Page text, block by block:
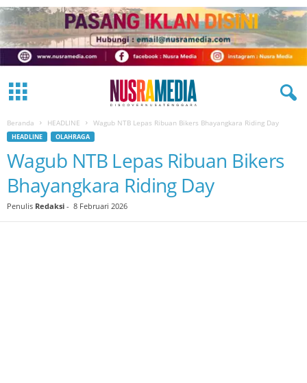
Beranda HEADLINE Wagub NTB Lepas Ribuan Bikers Bhayangkara Riding Day
HEADLINE OLAHRAGA
Wagub NTB Lepas Ribuan Bikers
Bhayangkara Riding Day
Penulis Redaksi - 8 Februari 2026